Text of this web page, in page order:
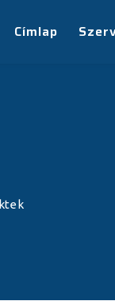
Címlap